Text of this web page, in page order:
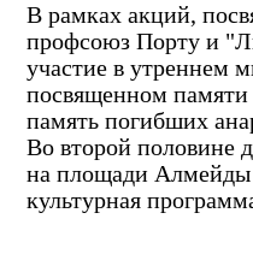
В рамках акций,
профсоюз Порту и
участие в утреннем
посвященном
память погибших
Во второй половине
на площади Алмейды
культурная